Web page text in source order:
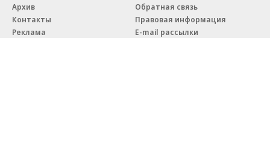
Архив
Контакты
Реклама
Обратная связь
Правовая информация
E-mail рассылки